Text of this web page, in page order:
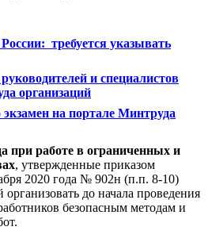
требуется указывать
и специалистов
организаций
на портале Минтруда
при работе в ограниченных и
, утвержденные приказом
2020 года № 902н (п.п. 8-10)
организовать до начала проведения
безопасным методам и